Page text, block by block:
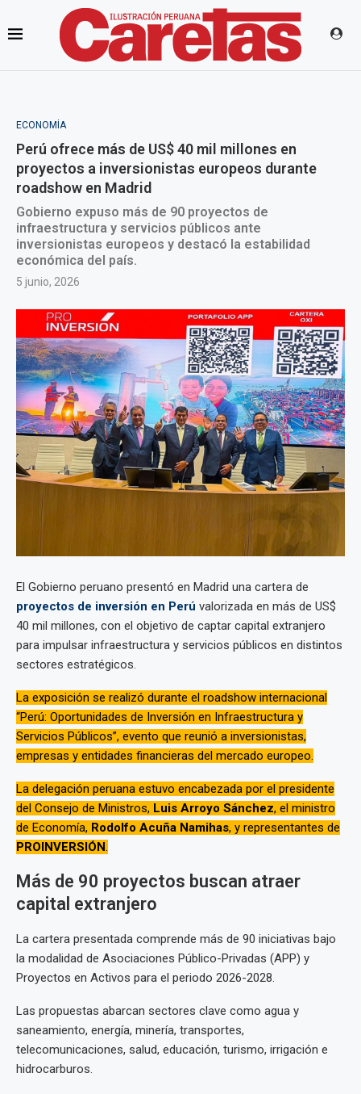
ECONOMÍA
Perú ofrece más de US$ 40 mil millones en
proyectos a inversionistas europeos durante
roadshow en Madrid
Gobierno expuso más de 90 proyectos de
infraestructura y servicios públicos ante
inversionistas europeos y destacó la estabilidad
económica del país.
5 junio, 2026
El Gobierno peruano presentó en Madrid una cartera de
proyectos de inversión en Perú valorizada en más de US$
40 mil millones, con el objetivo de captar capital extranjero
para impulsar infraestructura y servicios públicos en distintos
sectores estratégicos.
La exposición se realizó durante el roadshow internacional
“Perú: Oportunidades de Inversión en Infraestructura y
Servicios Públicos”, evento que reunió a inversionistas,
empresas y entidades financieras del mercado europeo.
La delegación peruana estuvo encabezada por el presidente
del Consejo de Ministros, Luis Arroyo Sánchez, el ministro
de Economía, Rodolfo Acuña Namihas, y representantes de
PROINVERSIÓN.
Más de 90 proyectos buscan atraer
capital extranjero
La cartera presentada comprende más de 90 iniciativas bajo
la modalidad de Asociaciones Público-Privadas (APP) y
Proyectos en Activos para el periodo 2026-2028.
Las propuestas abarcan sectores clave como agua y
saneamiento, energía, minería, transportes,
telecomunicaciones, salud, educación, turismo, irrigación e
hidrocarburos.